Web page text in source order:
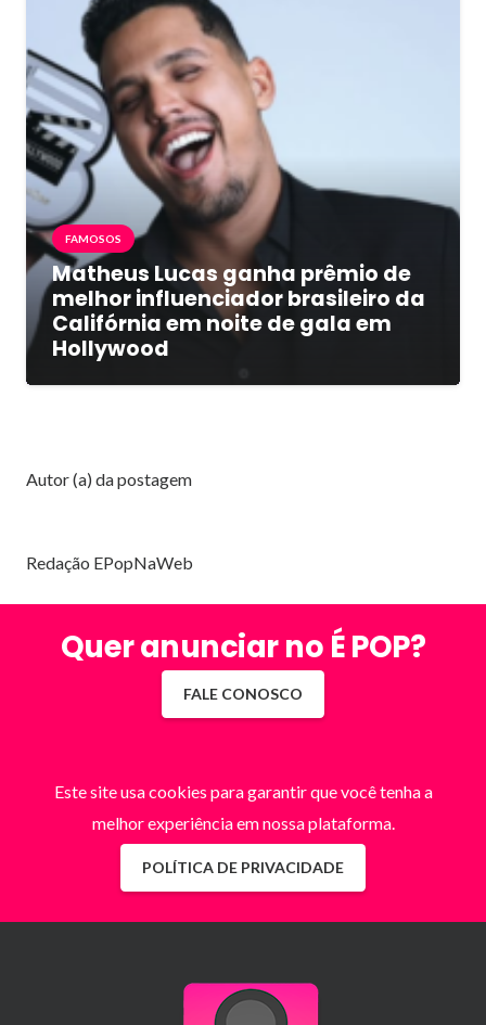
FAMOSOS
Matheus Lucas ganha prêmio de
melhor influenciador brasileiro da
Califórnia em noite de gala em
Hollywood
Autor (a) da postagem
Redação EPopNaWeb
Quer anunciar no É POP?
FALE CONOSCO
Este site usa cookies para garantir que você tenha a
melhor experiência em nossa plataforma.
POLÍTICA DE PRIVACIDADE